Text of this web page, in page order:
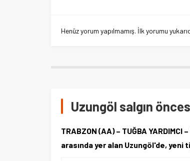
Henüz yorum yapılmamış. İlk yorumu
Uzungöl salgın
TRABZON (AA) – TUĞBA
arasında yer alan Uzungöl'de, yeni